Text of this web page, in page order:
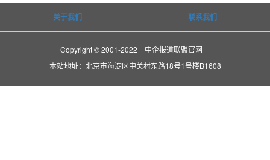
关于我们 联系我们
Copyright © 2001-2022 中企报道联盟官网
本站地址：北京市海淀区中关村东路18号1号楼B1608